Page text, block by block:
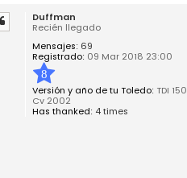
Duffman
Recién llegado
Mensajes: 69
Registrado: 09 Mar 2018 23:00
8
Versión y año de tu Toledo: TDI 150
Cv 2002
Has thanked: 4 times